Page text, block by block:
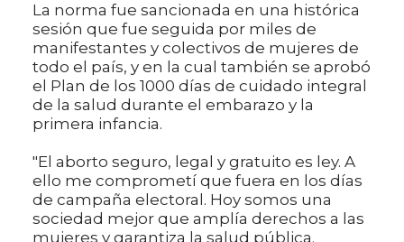
La norma fue sancionada en una histórica
sesión que fue seguida por miles de
manifestantes y colectivos de mujeres de
todo el país, y en la cual también se aprobó
el Plan de los 1000 días de cuidado integral
de la salud durante el embarazo y la
primera infancia.
"El aborto seguro, legal y gratuito es ley. A
ello me comprometí que fuera en los días
de campaña electoral. Hoy somos una
sociedad mejor que amplía derechos a las
mujeres y garantiza la salud pública.